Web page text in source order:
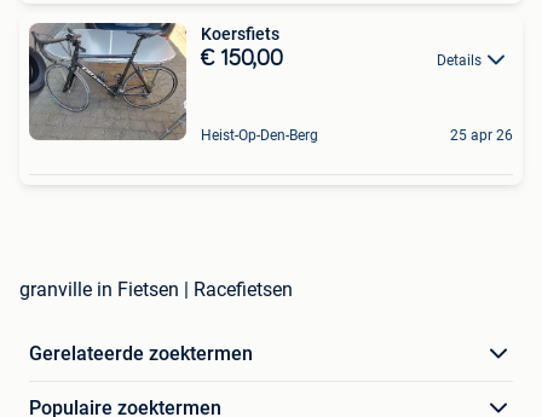
Koersfiets
€ 150,00 Details
Heist-Op-Den-Berg 25 apr 26
granville in Fietsen | Racefietsen
Gerelateerde zoektermen
Populaire zoektermen